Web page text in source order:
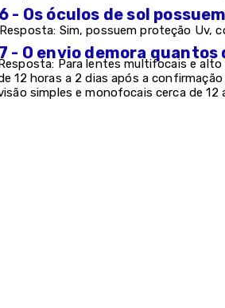
6 - Os óculos de sol
Resposta: Sim, possuem proteção Uv,
7 - O envio demora quantos
Resposta: Para lentes multifocais e
12 horas a 2 dias após a
simples e monofocais cerca de 12